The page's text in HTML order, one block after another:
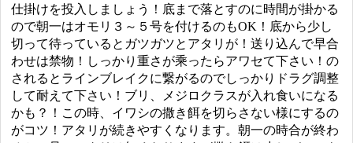
仕掛けを投入しましょう！底まで落とすのに時間が掛かる
ので朝一はオモリ３～５号を付けるのもOK！底から少し
切って待っているとガツガツとアタリが！送り込んで早合
わせは禁物！しっかり重さが乘ったらアワセて下さい！の
されるとラインブレイクに繋がるのでしっかりドラグ調整
して耐えて下さい！ブリ、メジロクラスが入れ食いになる
かも？！この時、イワシの撒き餌を切らさない様にするの
がコツ！アタリが続きやすくなります。朝一の時合が終わ